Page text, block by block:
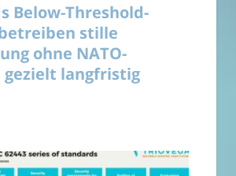
Below-Threshold-
stille
ohne NATO-
gezielt langfristig